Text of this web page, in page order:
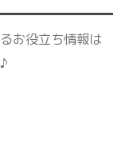
お役立ち情報は